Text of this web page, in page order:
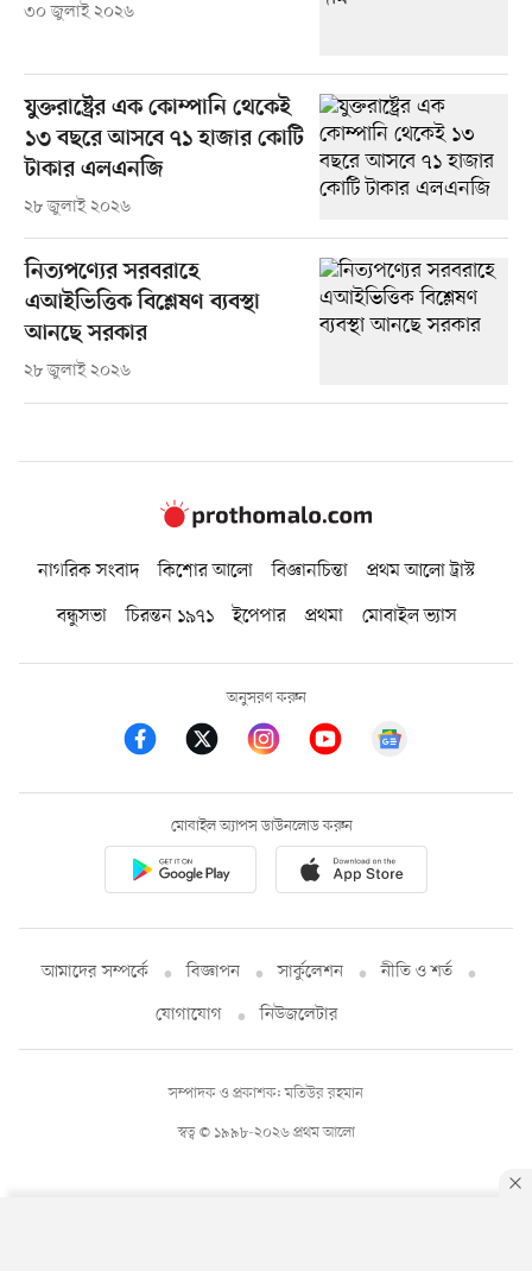
৩০ জুলাই ২০২৬
যুক্তরাষ্ট্রের এক কোম্পানি থেকেই
১৩ বছরে আসবে ৭১ হাজার কোটি
টাকার এলএনজি
২৮ জুলাই ২০২৬
নিত্যপণ্যের সরবরাহে
এআইভিত্তিক বিশ্লেষণ ব্যবস্থা
আনছে সরকার
২৮ জুলাই ২০২৬
নাগরিক সংবাদ কিশোর আলো বিজ্ঞানচিন্তা
প্রথম আলো ট্রাস্ট
বন্ধুসভা
চিরন্তন ১৯৭১ ইপেপার প্রথমা মোবাইল ভ্যাস
অনুসরণ করুন
মোবাইল অ্যাপস ডাউনলোড করুন
আমাদের সম্পর্কে বিজ্ঞাপন সার্কুলেশন
নীতি ও শর্ত
যোগাযোগ
নিউজলেটার
স্বত্ব © ১৯৯৮-২০২৬ প্রথম আলো
সম্পাদক ও প্রকাশক: মতিউর রহমান